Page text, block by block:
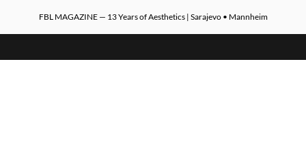
FBL MAGAZINE — 13 Years of Aesthetics | Sarajevo • Mannheim